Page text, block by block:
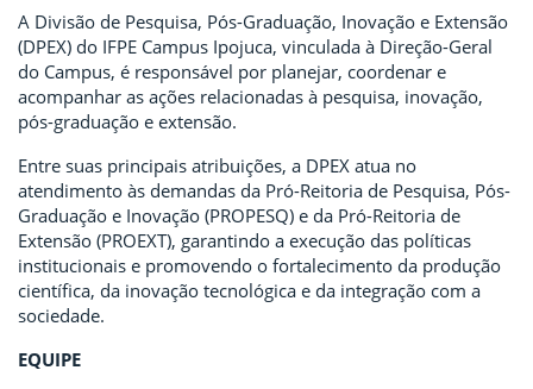
A Divisão de Pesquisa, Pós-Graduação, Inovação e Extensão
(DPEX) do IFPE Campus Ipojuca, vinculada à Direção-Geral
do Campus, é responsável por planejar, coordenar e
acompanhar as ações relacionadas à pesquisa, inovação,
pós-graduação e extensão.
Entre suas principais atribuições, a DPEX atua no
atendimento às demandas da Pró-Reitoria de Pesquisa, Pós-
Graduação e Inovação (PROPESQ) e da Pró-Reitoria de
Extensão (PROEXT), garantindo a execução das políticas
institucionais e promovendo o fortalecimento da produção
científica, da inovação tecnológica e da integração com a
sociedade.
EQUIPE